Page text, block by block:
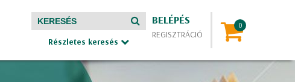
Részletes keresés
BELÉPÉS
REGISZTRÁCIÓ